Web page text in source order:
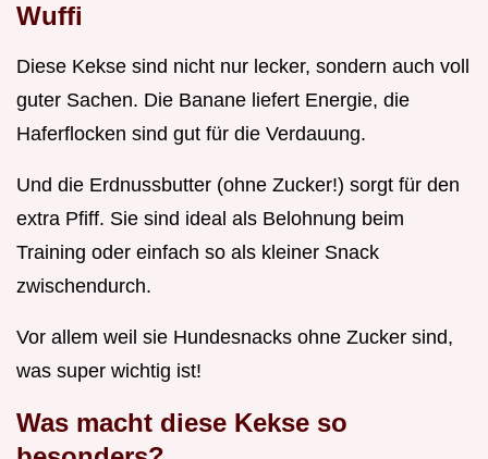
Wuffi
Diese Kekse sind nicht nur lecker, sondern auch voll
guter Sachen. Die Banane liefert Energie, die
Haferflocken sind gut für die Verdauung.
Und die Erdnussbutter (ohne Zucker!) sorgt für den
extra Pfiff. Sie sind ideal als Belohnung beim
Training oder einfach so als kleiner Snack
zwischendurch.
Vor allem weil sie Hundesnacks ohne Zucker sind,
was super wichtig ist!
Was macht diese Kekse so